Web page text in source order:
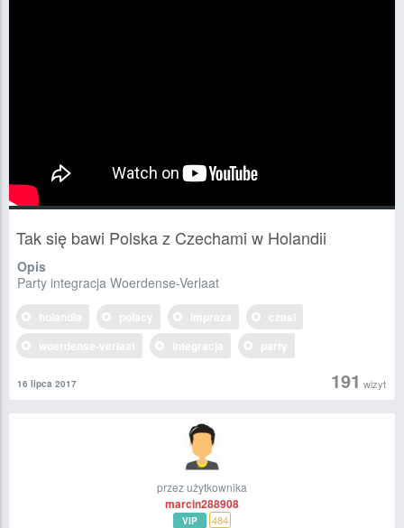
Tak się bawi Polska z Czechami w Holandii
Opis
Party integracja Woerdense-Verlaat
191 wizyt
16 lipca 2017
przez użytkownika
marcin288908
VIP 484